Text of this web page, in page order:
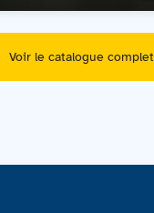
Voir le catalogue complet